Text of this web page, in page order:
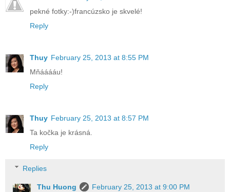
pekné fotky:-)francúzsko je skvelé!
Reply
Thuy February 25, 2013 at 8:55 PM
Mňááááu!
Reply
Thuy February 25, 2013 at 8:57 PM
Ta kočka je krásná.
Reply
Replies
Thu Huong
February 25, 2013 at 9:00 PM